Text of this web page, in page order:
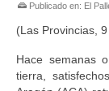
Publicado en: El
(Las Provincias,
Hace semanas
tierra,